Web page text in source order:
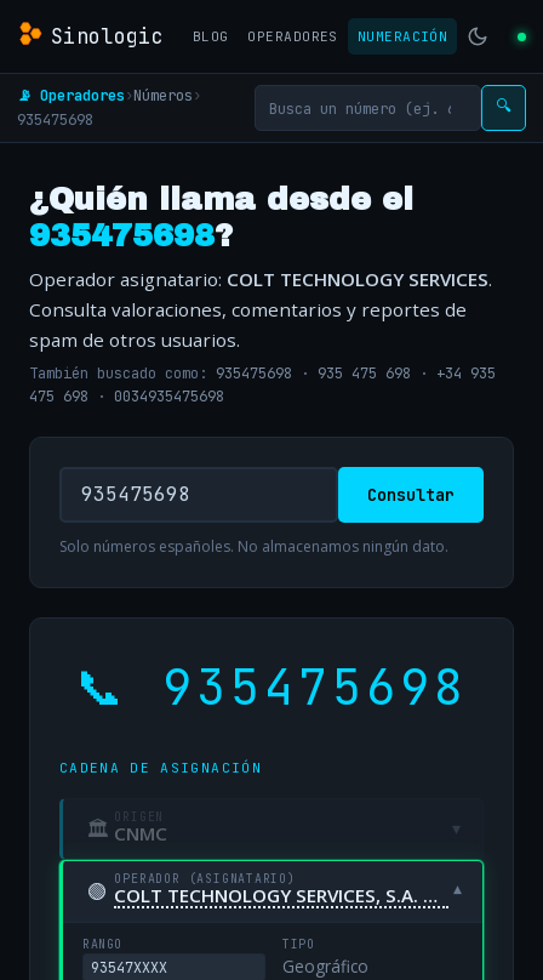
Sinologic BLOG OPERADORES NUMERACIÓN
📡 Operadores›Números›
935475698
🔍
¿Quién llama desde el
935475698?
Operador asignatario: COLT TECHNOLOGY SERVICES.
Consulta valoraciones, comentarios y reportes de
spam de otros usuarios.
También buscado como: 935475698 · 935 475 698 · +34 935
475 698 · 0034935475698
Consultar
Solo números españoles. No almacenamos ningún dato.
📞 935475698
CADENA DE ASIGNACIÓN
🏛 ORIGEN
CNMC ▾
🟢 OPERADOR (ASIGNATARIO)
COLT TECHNOLOGY SERVICES, S.A. UNIPERSONAL ▾
RANGO
93547XXXX
TIPO
Geográfico